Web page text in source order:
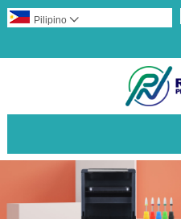
Pilipino 